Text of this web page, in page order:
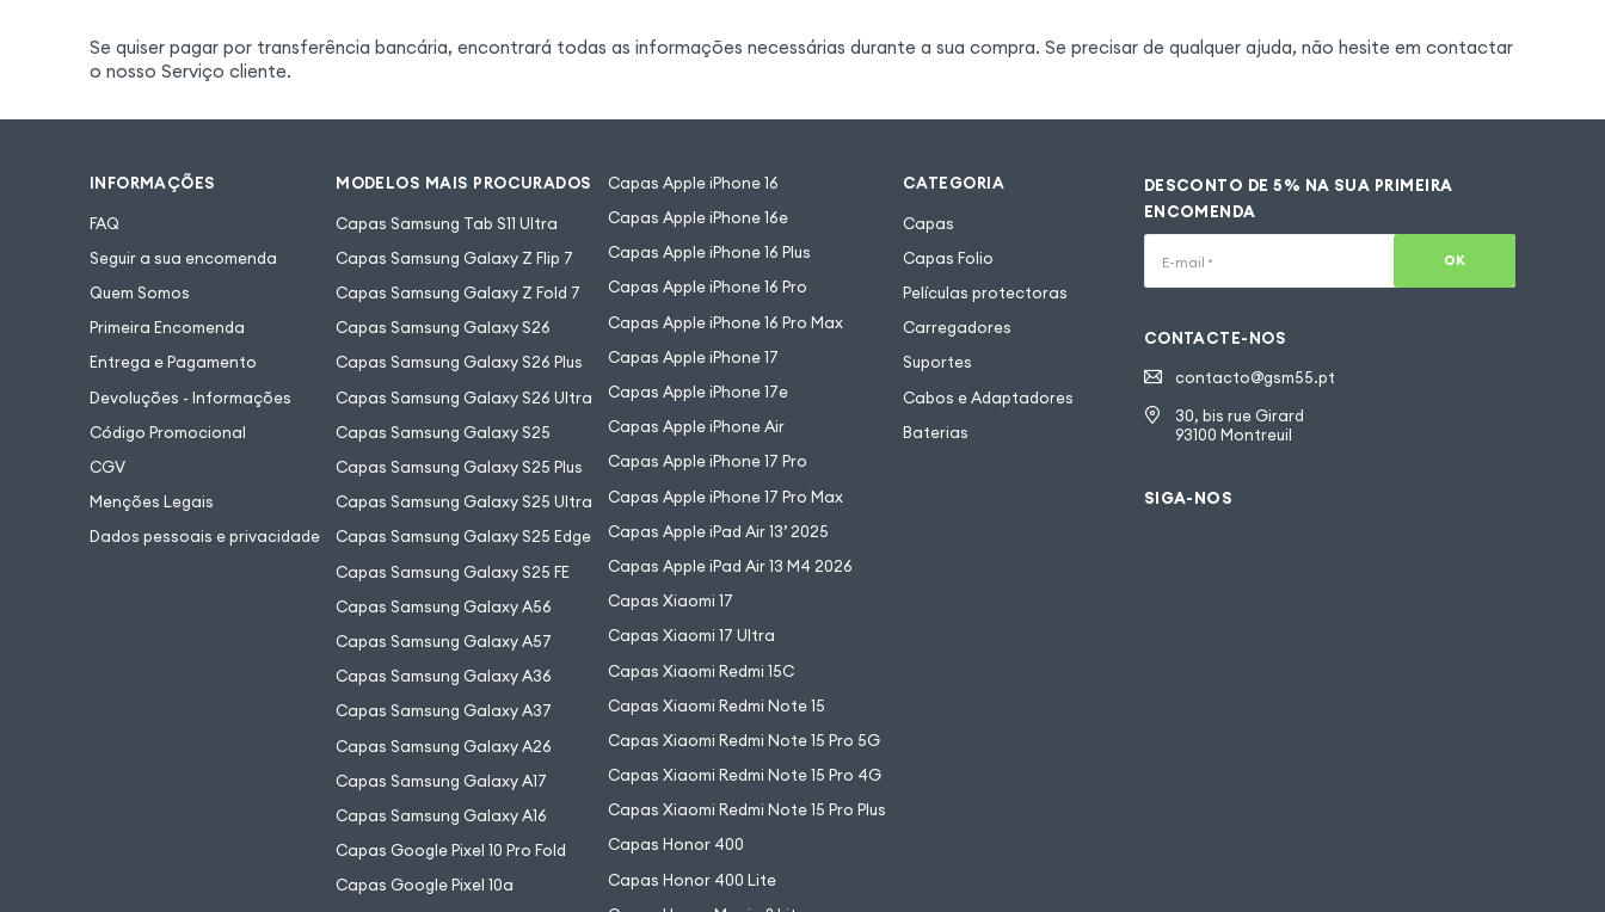
Se quiser pagar por transferência bancária, encontrará todas as informações necessárias durante a sua compra. Se precisar de qualquer ajuda, não hesite em contactar
o nosso Serviço cliente.
INFORMAÇÕES
FAQ
Seguir a sua encomenda
Quem Somos
Primeira Encomenda
Entrega e Pagamento
Devoluções - Informações
Código Promocional
CGV
Menções Legais
Dados pessoais e privacidade
MODELOS MAIS PROCURADOS
Capas Samsung Tab S11 Ultra
Capas Samsung Galaxy Z Flip 7
Capas Samsung Galaxy Z Fold 7
Capas Samsung Galaxy S26
Capas Samsung Galaxy S26 Plus
Capas Samsung Galaxy S26 Ultra
Capas Samsung Galaxy S25
Capas Samsung Galaxy S25 Plus
Capas Samsung Galaxy S25 Ultra
Capas Samsung Galaxy S25 Edge
Capas Samsung Galaxy S25 FE
Capas Samsung Galaxy A56
Capas Samsung Galaxy A57
Capas Samsung Galaxy A36
Capas Samsung Galaxy A37
Capas Samsung Galaxy A26
Capas Samsung Galaxy A17
Capas Samsung Galaxy A16
Capas Google Pixel 10 Pro Fold
Capas Google Pixel 10a
Capas Apple iPhone 16
Capas Apple iPhone 16e
Capas Apple iPhone 16 Plus
Capas Apple iPhone 16 Pro
Capas Apple iPhone 16 Pro Max
Capas Apple iPhone 17
Capas Apple iPhone 17e
Capas Apple iPhone Air
Capas Apple iPhone 17 Pro
Capas Apple iPhone 17 Pro Max
Capas Apple iPad Air 13’ 2025
Capas Apple iPad Air 13 M4 2026
Capas Xiaomi 17
Capas Xiaomi 17 Ultra
Capas Xiaomi Redmi 15C
Capas Xiaomi Redmi Note 15
Capas Xiaomi Redmi Note 15 Pro 5G
Capas Xiaomi Redmi Note 15 Pro 4G
Capas Xiaomi Redmi Note 15 Pro Plus
Capas Honor 400
Capas Honor 400 Lite
CATEGORIA
Capas
Capas Folio
Películas protectoras
Carregadores
Suportes
Cabos e Adaptadores
Baterias
DESCONTO DE 5% NA SUA PRIMEIRA
ENCOMENDA
E-mail * OK
CONTACTE-NOS
contacto@gsm55.pt
30, bis rue Girard
93100 Montreuil
SIGA-NOS